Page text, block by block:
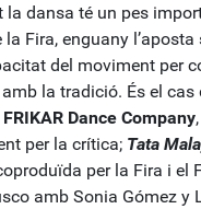
la dansa té un pes
Fira, enguany l’aposta
del moviment per
la tradició. És el cas
FRIKAR Dance Company
per la crítica; Tata
per la Fira i el
amb Sonia Gómez y